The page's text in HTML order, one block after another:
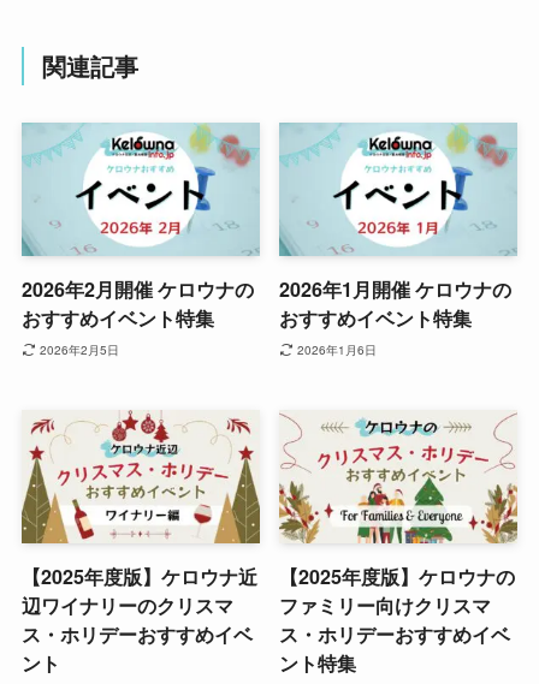
関連記事
2026年2月開催 ケロウナの
おすすめイベント特集
2026年2月5日
2026年1月開催 ケロウナの
おすすめイベント特集
2026年1月6日
【2025年度版】ケロウナ近
辺ワイナリーのクリスマ
ス・ホリデーおすすめイベ
ント
【2025年度版】ケロウナの
ファミリー向けクリスマ
ス・ホリデーおすすめイベ
ント特集